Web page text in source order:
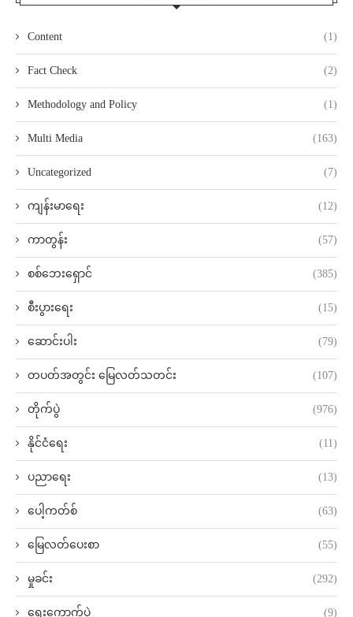
Content (1)
Fact Check (2)
Methodology and Policy (1)
Multi Media (163)
Uncategorized (7)
ကျန်းမာရေး (12)
ကာတွန်း (57)
စစ်ဘေးရှောင် (385)
စီးပွားရေး (15)
ဆောင်းပါး (79)
တပတ်အတွင်း မြေလတ်သတင်း (107)
တိုက်ပွဲ (976)
နိုင်ငံရေး (11)
ပညာရေး (13)
ပေါ့ကတ်စ် (63)
မြေလတ်ပေးစာ (55)
မှုခင်း (292)
ရွေးကောက်ပွဲ (9)